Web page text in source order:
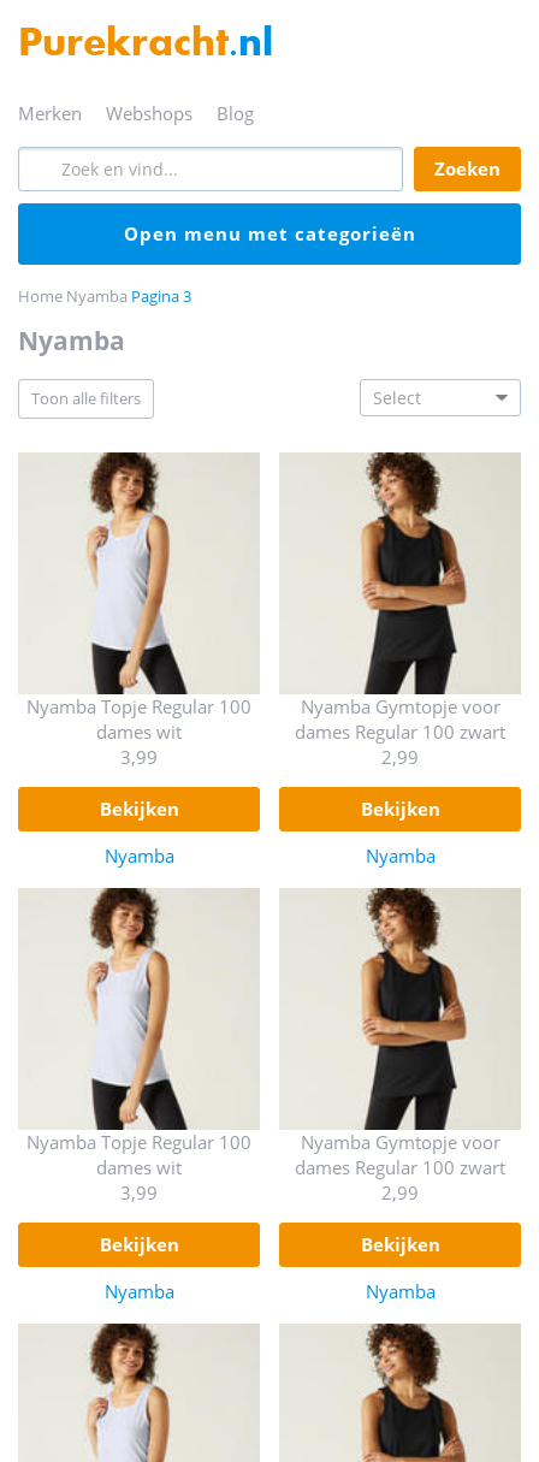
Purekracht.nl
merken webshops blog
zoeken
open menu met categorieën
Home Nyamba Pagina 3
nyamba
toon alle filters
Nyamba Topje Regular 100
dames wit
3,99
bekijken
Nyamba
Nyamba Gymtopje voor
dames Regular 100 zwart
2,99
bekijken
Nyamba
Nyamba Topje Regular 100
dames wit
3,99
bekijken
Nyamba
Nyamba Gymtopje voor
dames Regular 100 zwart
2,99
bekijken
Nyamba